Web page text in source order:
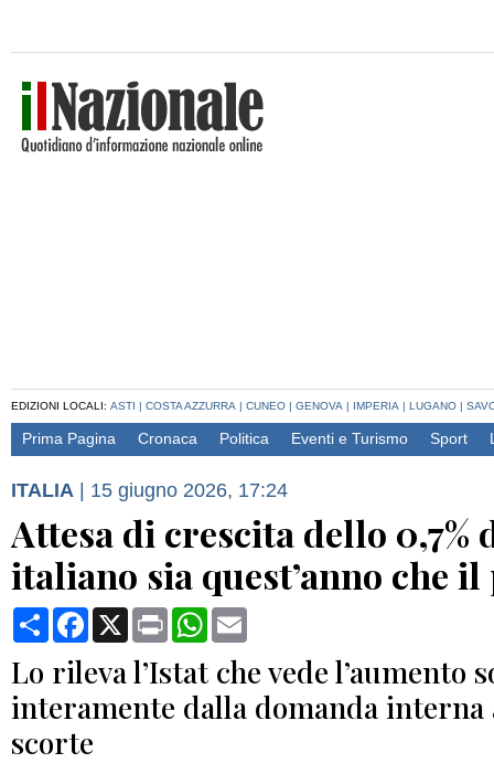
EDIZIONI LOCALI: ASTI | COSTA AZZURRA | CUNEO | GENOVA | IMPERIA | LUGANO |
Prima Pagina Cronaca Politica Eventi e Turismo Sport
ITALIA | 15 giugno 2026, 17:24
Attesa di crescita dello 0,7%
italiano sia quest’anno che
CondividiFacebook
X Print WhatsApp
Lo rileva l’Istat che vede l’aumento
interamente dalla domanda interna
scorte